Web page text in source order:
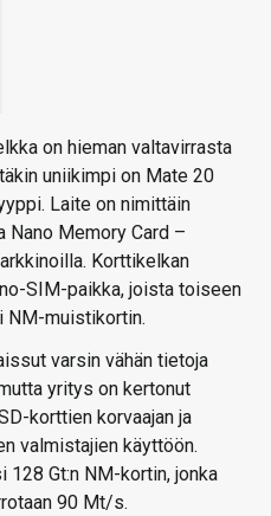
on hieman valtavirrasta
uniikimpi on Mate 20
Laite on nimittäin
Nano Memory Card –
Korttikelkan
SIM-paikka, joista toiseen
muistikortin.
varsin vähän tietoja
yritys on kertonut
korttien korvaajan ja
valmistajien käyttöön.
128 Gt:n NM-kortin, jonka
90 Mt/s.